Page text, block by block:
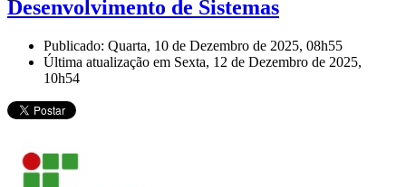
Desenvolvimento de Sistemas
Publicado: Quarta, 10 de Dezembro de 2025, 08h55
Última atualização em Sexta, 12 de Dezembro de 2025,
10h54